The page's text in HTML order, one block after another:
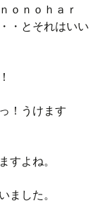
ｏｎｏｈａｒ
・とそれはいい
！うけます
すよね。
ました。